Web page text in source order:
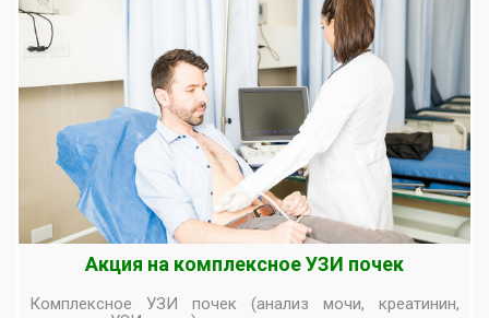
Акция на комплексное УЗИ почек
Комплексное УЗИ почек (анализ мочи, креатинин,